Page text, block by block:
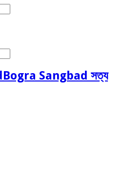
Bogra Sangbad সত্য